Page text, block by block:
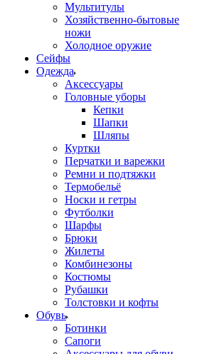
Мультитулы
Хозяйственно-бытовые
ножи
Холодное оружие
Сейфы
Одежда
Аксессуары
Головные уборы
Кепки
Шапки
Шляпы
Куртки
Перчатки и варежки
Ремни и подтяжки
Термобельё
Носки и гетры
Футболки
Шарфы
Брюки
Жилеты
Комбинезоны
Костюмы
Рубашки
Толстовки и кофты
Обувь
Ботинки
Сапоги